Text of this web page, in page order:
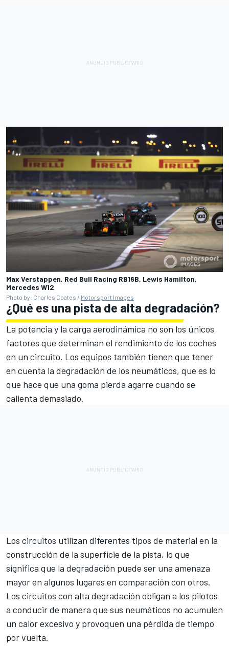
Max Verstappen, Red Bull Racing RB16B, Lewis Hamilton,
Mercedes W12
Photo by: Charles Coates / Motorsport Images
¿Qué es una pista de alta degradación?
La potencia y la carga aerodinámica no son los únicos
factores que determinan el rendimiento de los coches
en un circuito. Los equipos también tienen que tener
en cuenta la degradación de los neumáticos, que es lo
que hace que una goma pierda agarre cuando se
calienta demasiado.
Los circuitos utilizan diferentes tipos de material en la
construcción de la superficie de la pista, lo que
significa que la degradación puede ser una amenaza
mayor en algunos lugares en comparación con otros.
Los circuitos con alta degradación obligan a los pilotos
a conducir de manera que sus neumáticos no acumulen
un calor excesivo y provoquen una pérdida de tiempo
por vuelta.